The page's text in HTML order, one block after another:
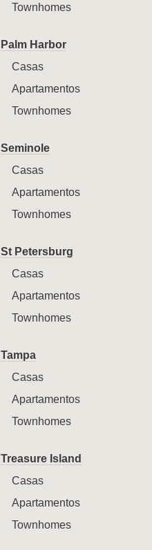
Townhomes
Palm Harbor
Casas
Apartamentos
Townhomes
Seminole
Casas
Apartamentos
Townhomes
St Petersburg
Casas
Apartamentos
Townhomes
Tampa
Casas
Apartamentos
Townhomes
Treasure Island
Casas
Apartamentos
Townhomes